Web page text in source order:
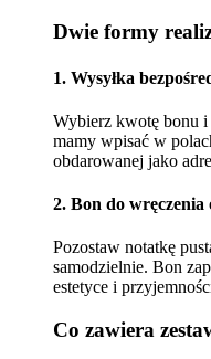
Dwie formy
1. Wysyłka
Wybierz kwotę bonu i
mamy wpisać w
obdarowanej jako
2. Bon do wręczenia
Pozostaw notatkę
samodzielnie. Bon
estetyce i
Co zawiera